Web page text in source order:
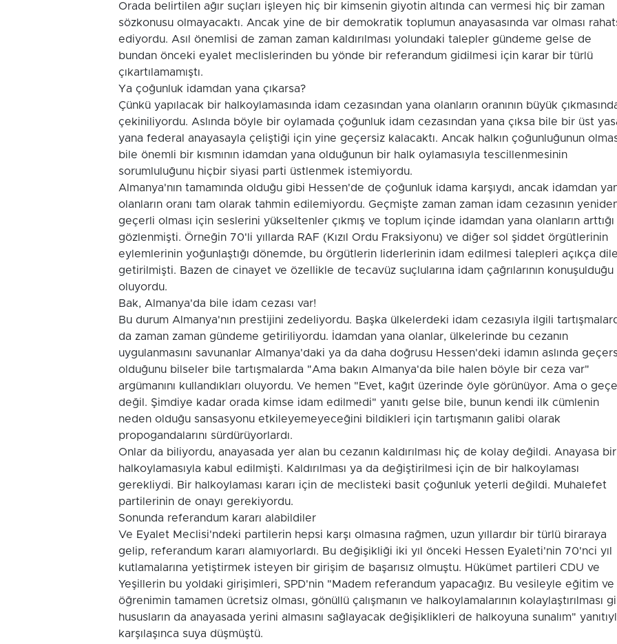
Orada belirtilen ağır suçları işleyen hiç bir kimsenin giyotin altında can vermesi hiç bir zaman
sözkonusu olmayacaktı. Ancak yine de bir demokratik toplumun anayasasında var olması
ediyordu. Asıl önemlisi de zaman zaman kaldırılması yolundaki talepler gündeme gelse de
bundan önceki eyalet meclislerinden bu yönde bir referandum gidilmesi için karar bir türlü
çıkartılamamıştı.
Ya çoğunluk idamdan yana çıkarsa?
Çünkü yapılacak bir halkoylamasında idam cezasından yana olanların oranının büyük
çekiniliyordu. Aslında böyle bir oylamada çoğunluk idam cezasından yana çıksa bile bir üst
yana federal anayasayla çeliştiği için yine geçersiz kalacaktı. Ancak halkın çoğunluğunun
bile önemli bir kısmının idamdan yana olduğunun bir halk oylamasıyla tescillenmesinin
sorumluluğunu hiçbir siyasi parti üstlenmek istemiyordu.
Almanya'nın tamamında olduğu gibi Hessen'de de çoğunluk idama karşıydı, ancak idamdan
olanların oranı tam olarak tahmin edilemiyordu. Geçmişte zaman zaman idam cezasının
geçerli olması için seslerini yükseltenler çıkmış ve toplum içinde idamdan yana olanların arttığı
gözlenmişti. Örneğin 70'li yıllarda RAF (Kızıl Ordu Fraksiyonu) ve diğer sol şiddet örgütlerinin
eylemlerinin yoğunlaştığı dönemde, bu örgütlerin liderlerinin idam edilmesi talepleri açıkça dile
getirilmişti. Bazen de cinayet ve özellikle de tecavüz suçlularına idam çağrılarının konuşulduğu
oluyordu.
Bak, Almanya'da bile idam cezası var!
Bu durum Almanya'nın prestijini zedeliyordu. Başka ülkelerdeki idam cezasıyla ilgili
da zaman zaman gündeme getiriliyordu. İdamdan yana olanlar, ülkelerinde bu cezanın
uygulanmasını savunanlar Almanya'daki ya da daha doğrusu Hessen'deki idamın aslında
olduğunu bilseler bile tartışmalarda "Ama bakın Almanya'da bile halen böyle bir ceza var"
argümanını kullandıkları oluyordu. Ve hemen "Evet, kağıt üzerinde öyle görünüyor. Ama o
değil. Şimdiye kadar orada kimse idam edilmedi" yanıtı gelse bile, bunun kendi ilk cümlenin
neden olduğu sansasyonu etkileyemeyeceğini bildikleri için tartışmanın galibi olarak
propogandalarını sürdürüyorlardı.
Onlar da biliyordu, anayasada yer alan bu cezanın kaldırılması hiç de kolay değildi. Anayasa bir
halkoylamasıyla kabul edilmişti. Kaldırılması ya da değiştirilmesi için de bir halkoylaması
gerekliydi. Bir halkoylaması kararı için de meclisteki basit çoğunluk yeterli değildi. Muhalefet
partilerinin de onayı gerekiyordu.
Sonunda referandum kararı alabildiler
Ve Eyalet Meclisi'ndeki partilerin hepsi karşı olmasına rağmen, uzun yıllardır bir türlü biraraya
gelip, referandum kararı alamıyorlardı. Bu değişikliği iki yıl önceki Hessen Eyaleti'nin 70'nci yıl
kutlamalarına yetiştirmek isteyen bir girişim de başarısız olmuştu. Hükümet partileri CDU ve
Yeşillerin bu yoldaki girişimleri, SPD'nin "Madem referandum yapacağız. Bu vesileyle eğitim ve
öğrenimin tamamen ücretsiz olması, gönüllü çalışmanın ve halkoylamalarının kolaylaştırılması
hususların da anayasada yerini almasını sağlayacak değişiklikleri de halkoyuna sunalım"
karşılaşınca suya düşmüştü.